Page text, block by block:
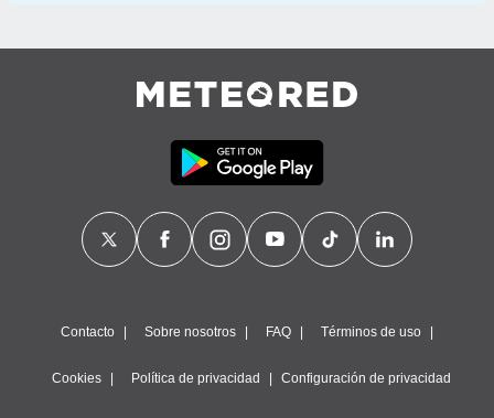
Contacto Sobre nosotros FAQ Términos de uso
Cookies Política de privacidad Configuración de privacidad